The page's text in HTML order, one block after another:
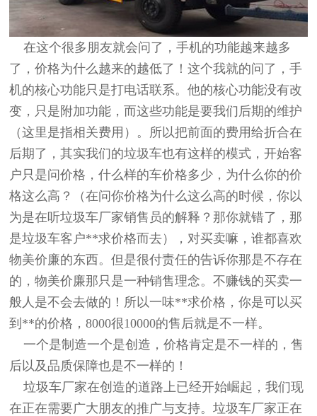
在这个很多朋友就会问了，手机的功能越来越多
了，价格为什么越来的越低了！这个我就的问了，手
机的核心功能只是打电话联系。他的核心功能没有改
变，只是附加功能，而这些功能是要我们后期的维护
（这里是指相关费用 ）。所以把前面的费用给折合在
后期了，其实我们的垃圾车也有这样的模式，开始客
户只是问价格，什么样的车价格多少 ，为什么你的价
格这么高 ？（在问你价格为什么这么高的时候，你以
为是在听垃圾车厂家销售员的解释？那你就错了，那
是垃圾车客户**求价格而去），对买卖嘛，谁都喜欢
物美价廉的东西。但是很付责任的告诉你那是不存在
的，物美价廉那只是一种销售理念。不赚钱的买卖一
般人是不会去做的！所以一味**求价格，你是可以买
到**的价格，8000很10000的售后就是不一样。
一个是制造一个是创造，价格肯定是不一样的，售
后以及品质保障也是不一样的！
垃圾车厂家在创造的道路上已经开始崛起，我们现
在正在需要广大朋友的推广与支持。垃圾车厂家正在